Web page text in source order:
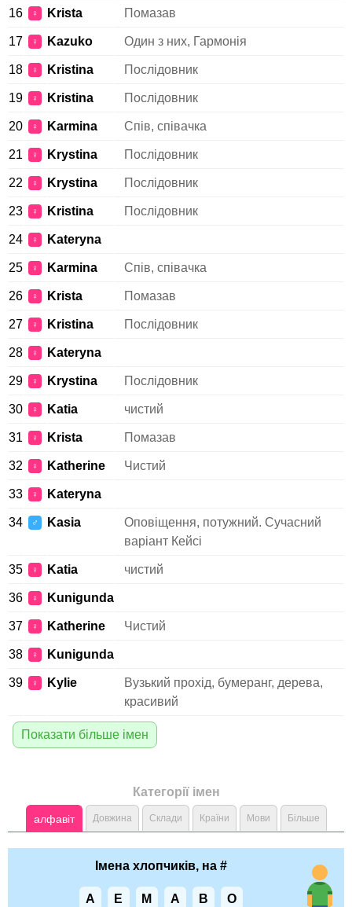
16 ♀ Krista Помазав
17 ♀ Kazuko Один з них, Гармонія
18 ♀ Kristina Послідовник
19 ♀ Kristina Послідовник
20 ♀ Karmina Спів, співачка
21 ♀ Krystina Послідовник
22 ♀ Krystina Послідовник
23 ♀ Kristina Послідовник
24 ♀ Kateryna
25 ♀ Karmina Спів, співачка
26 ♀ Krista Помазав
27 ♀ Kristina Послідовник
28 ♀ Kateryna
29 ♀ Krystina Послідовник
30 ♀ Katia чистий
31 ♀ Krista Помазав
32 ♀ Katherine Чистий
33 ♀ Kateryna
34 ♂ Kasia
Оповіщення, потужний. Сучасний
варіант Кейсі
35 ♀ Katia чистий
36 ♀ Kunigunda
37 ♀ Katherine Чистий
38 ♀ Kunigunda
39 ♀ Kylie
Вузький прохід, бумеранг, дерева,
красивий
Показати більше імен
Категорії імен
алфавіт Довжина Склади Країни Мови Більше
Імена хлопчиків, на #
A E M А В О